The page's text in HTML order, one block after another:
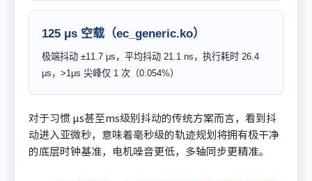
125 μs 空载（ec_generic.ko）
极端抖动 ±11.7 μs，平均抖动 21.1 ns，执行耗时 26.4
μs，>1μs 尖峰仅 1 次（0.054%）
对于习惯 μs甚至ms级别抖动的传统方案而言，看到抖
动进入亚微秒，意味着毫秒级的轨迹规划将拥有极干净
的底层时钟基准，电机噪音更低，多轴同步更精准。